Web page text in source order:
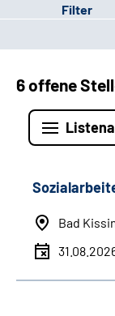
Filter
6 offene
Bad